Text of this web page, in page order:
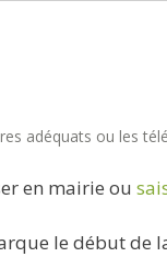
adéquats ou les
en mairie ou
le début de